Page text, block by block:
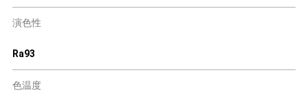
演色性
Ra93
色温度